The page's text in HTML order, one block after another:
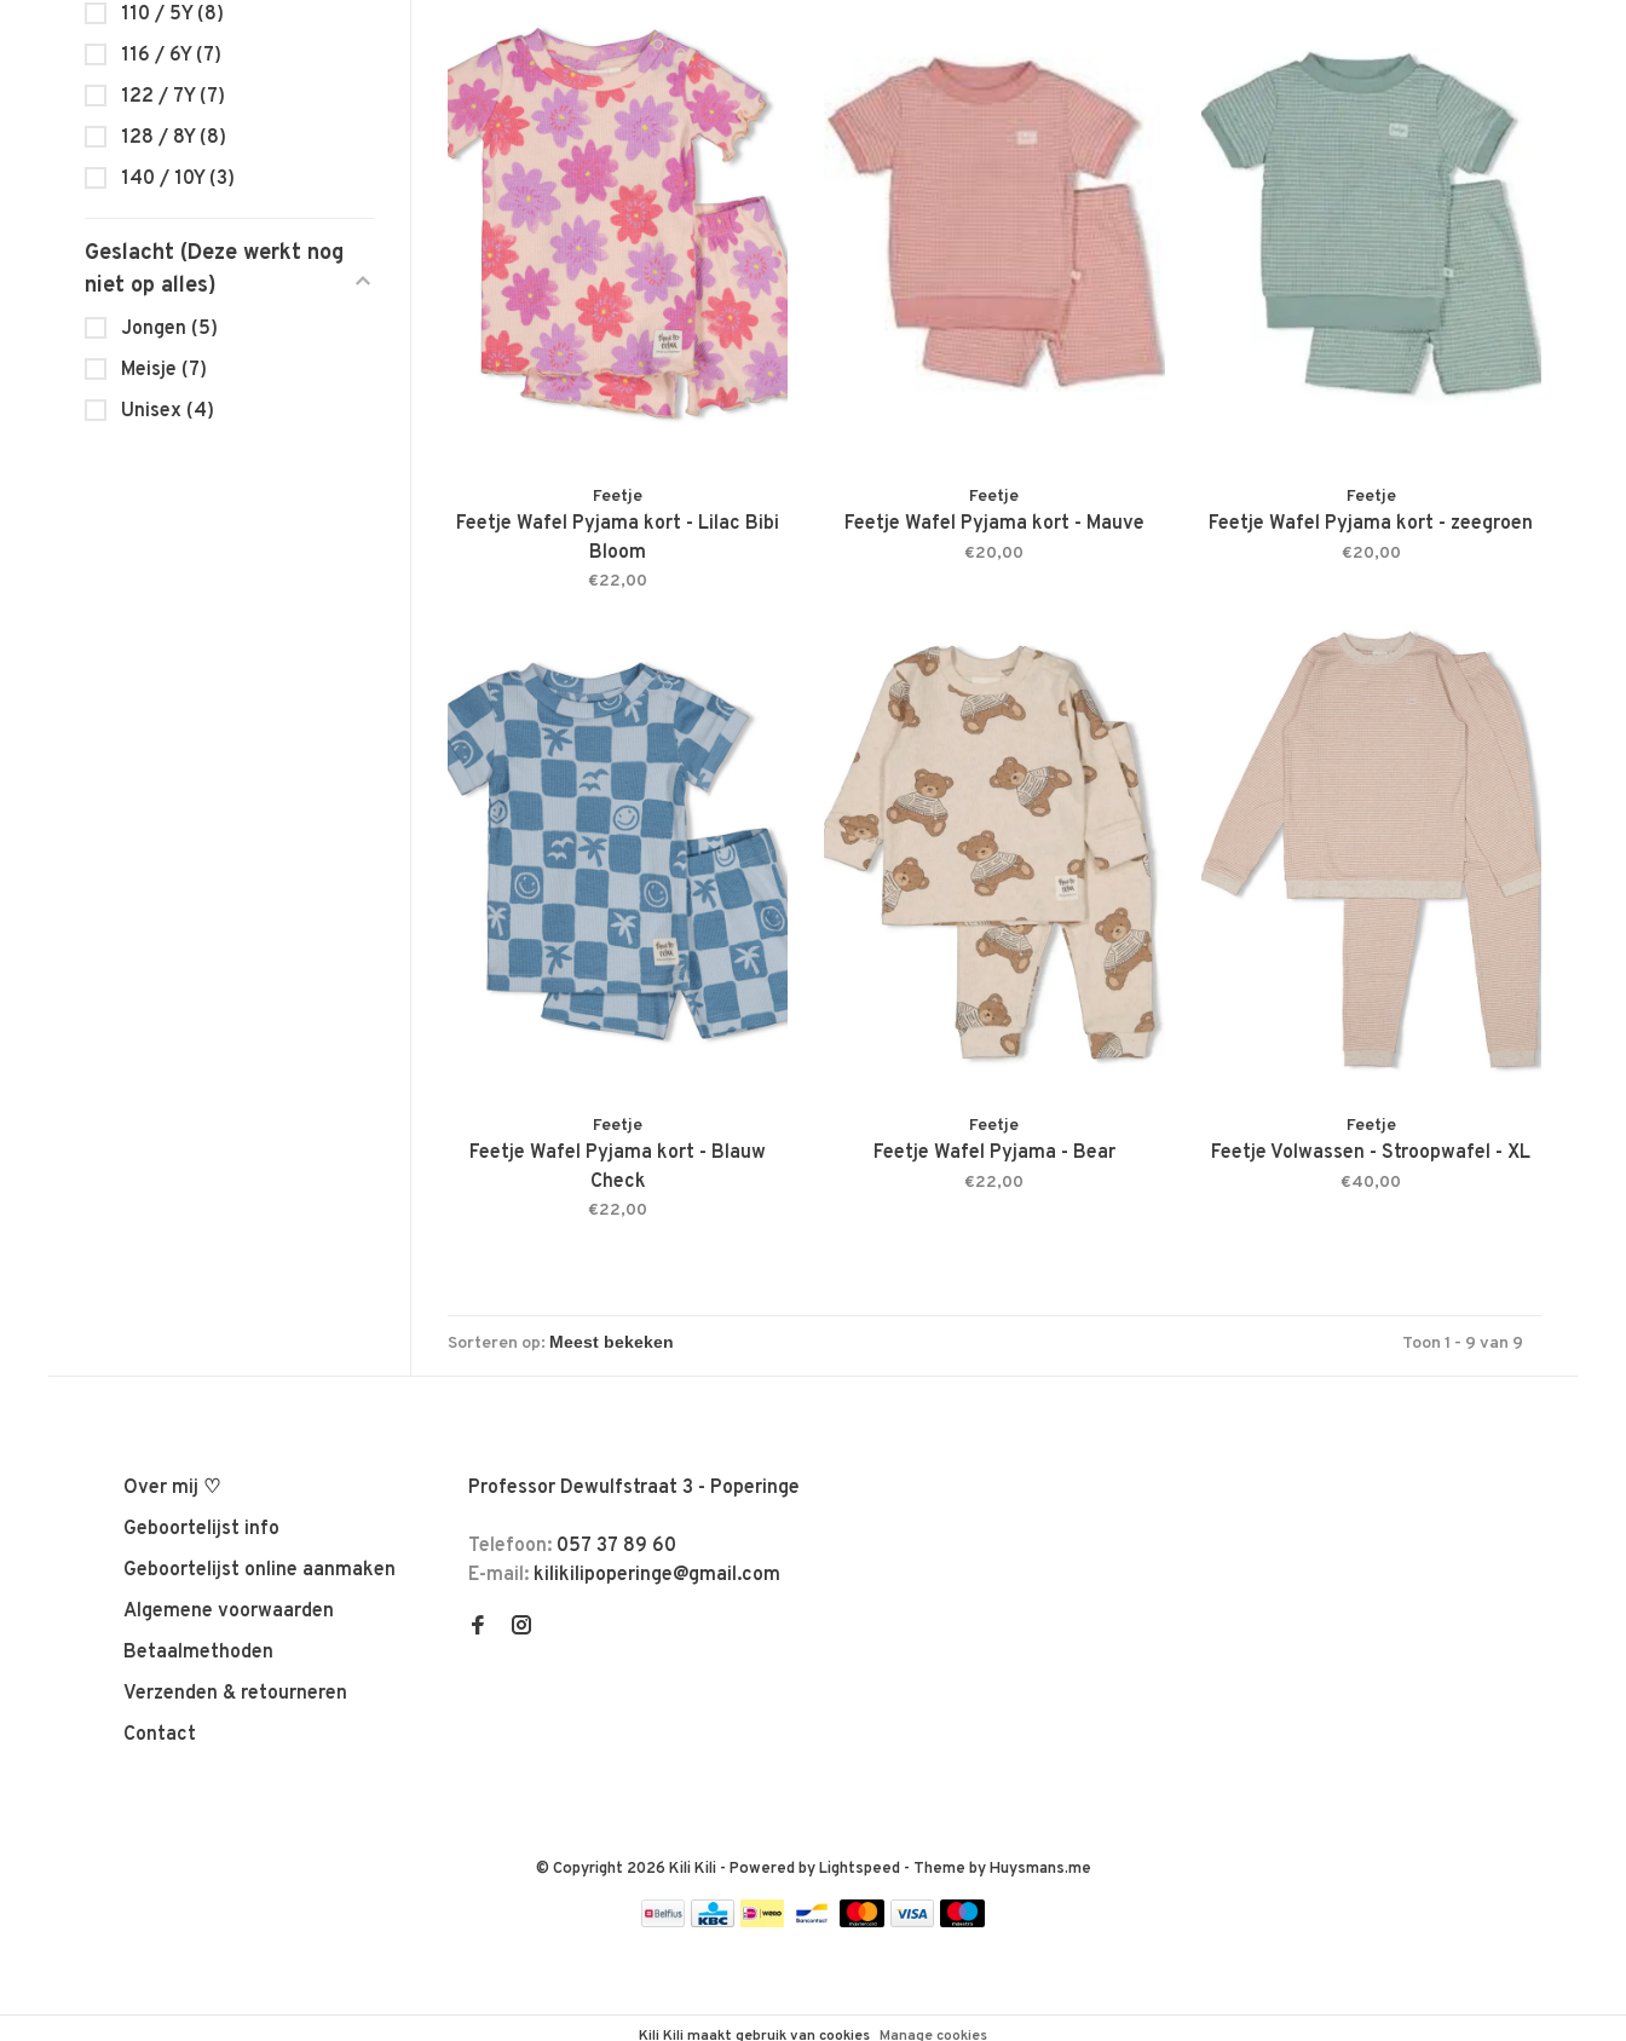
110 / 5Y (8)
116 / 6Y (7)
122 / 7Y (7)
128 / 8Y (8)
140 / 10Y (3)
Geslacht (Deze werkt nog
niet op alles)
Jongen (5)
Meisje (7)
Unisex (4)
Feetje
Feetje Wafel Pyjama kort - Lilac Bibi
Bloom
€22,00
Feetje
Feetje Wafel Pyjama kort - Mauve
€20,00
Feetje
Feetje Wafel Pyjama kort - zeegroen
€20,00
Feetje
Feetje Wafel Pyjama kort - Blauw
Check
€22,00
Feetje
Feetje Wafel Pyjama - Bear
€22,00
Feetje
Feetje Volwassen - Stroopwafel - XL
€40,00
Sorteren op: Toon 1 - 9 van 9
Over mij ♡
Geboortelijst info
Geboortelijst online aanmaken
Algemene voorwaarden
Betaalmethoden
Verzenden & retourneren
Contact
Professor Dewulfstraat 3 - Poperinge
Telefoon: 057 37 89 60
E-mail: kilikilipoperinge@gmail.com
© Copyright 2026 Kili Kili - Powered byLightspeed- Theme byHuysmans.me
Kili Kili maakt gebruik van cookies Manage cookies